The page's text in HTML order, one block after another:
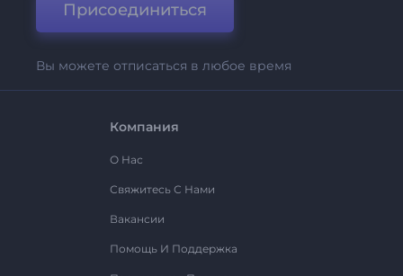
Присоединиться
Вы можете отписаться в любое время
Компания
О Нас
Свяжитесь С Нами
Вакансии
Помощь И Поддержка